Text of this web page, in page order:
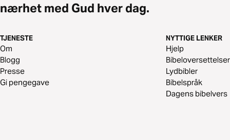
nærhet med Gud hver dag.
TJENESTE
Om
Blogg
Presse
Gi pengegave
NYTTIGE LENKER
Hjelp
Bibeloversettelser
Lydbibler
Bibelspråk
Dagens bibelvers